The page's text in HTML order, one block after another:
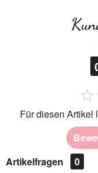
Für diesen Artikel
Artikelfragen
0